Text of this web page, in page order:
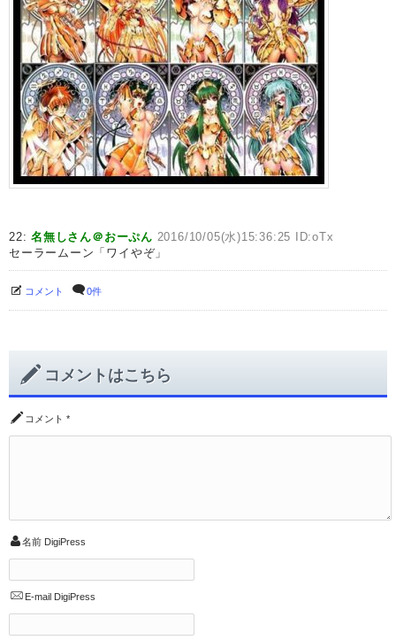
22:名無しさん＠おーぷん 2016/10/05(水)15:36:25 ID:oTx
セーラームーン「ワイやぞ」
コメント 0件
コメントはこちら
コメント *
名前 DigiPress
E-mail DigiPress